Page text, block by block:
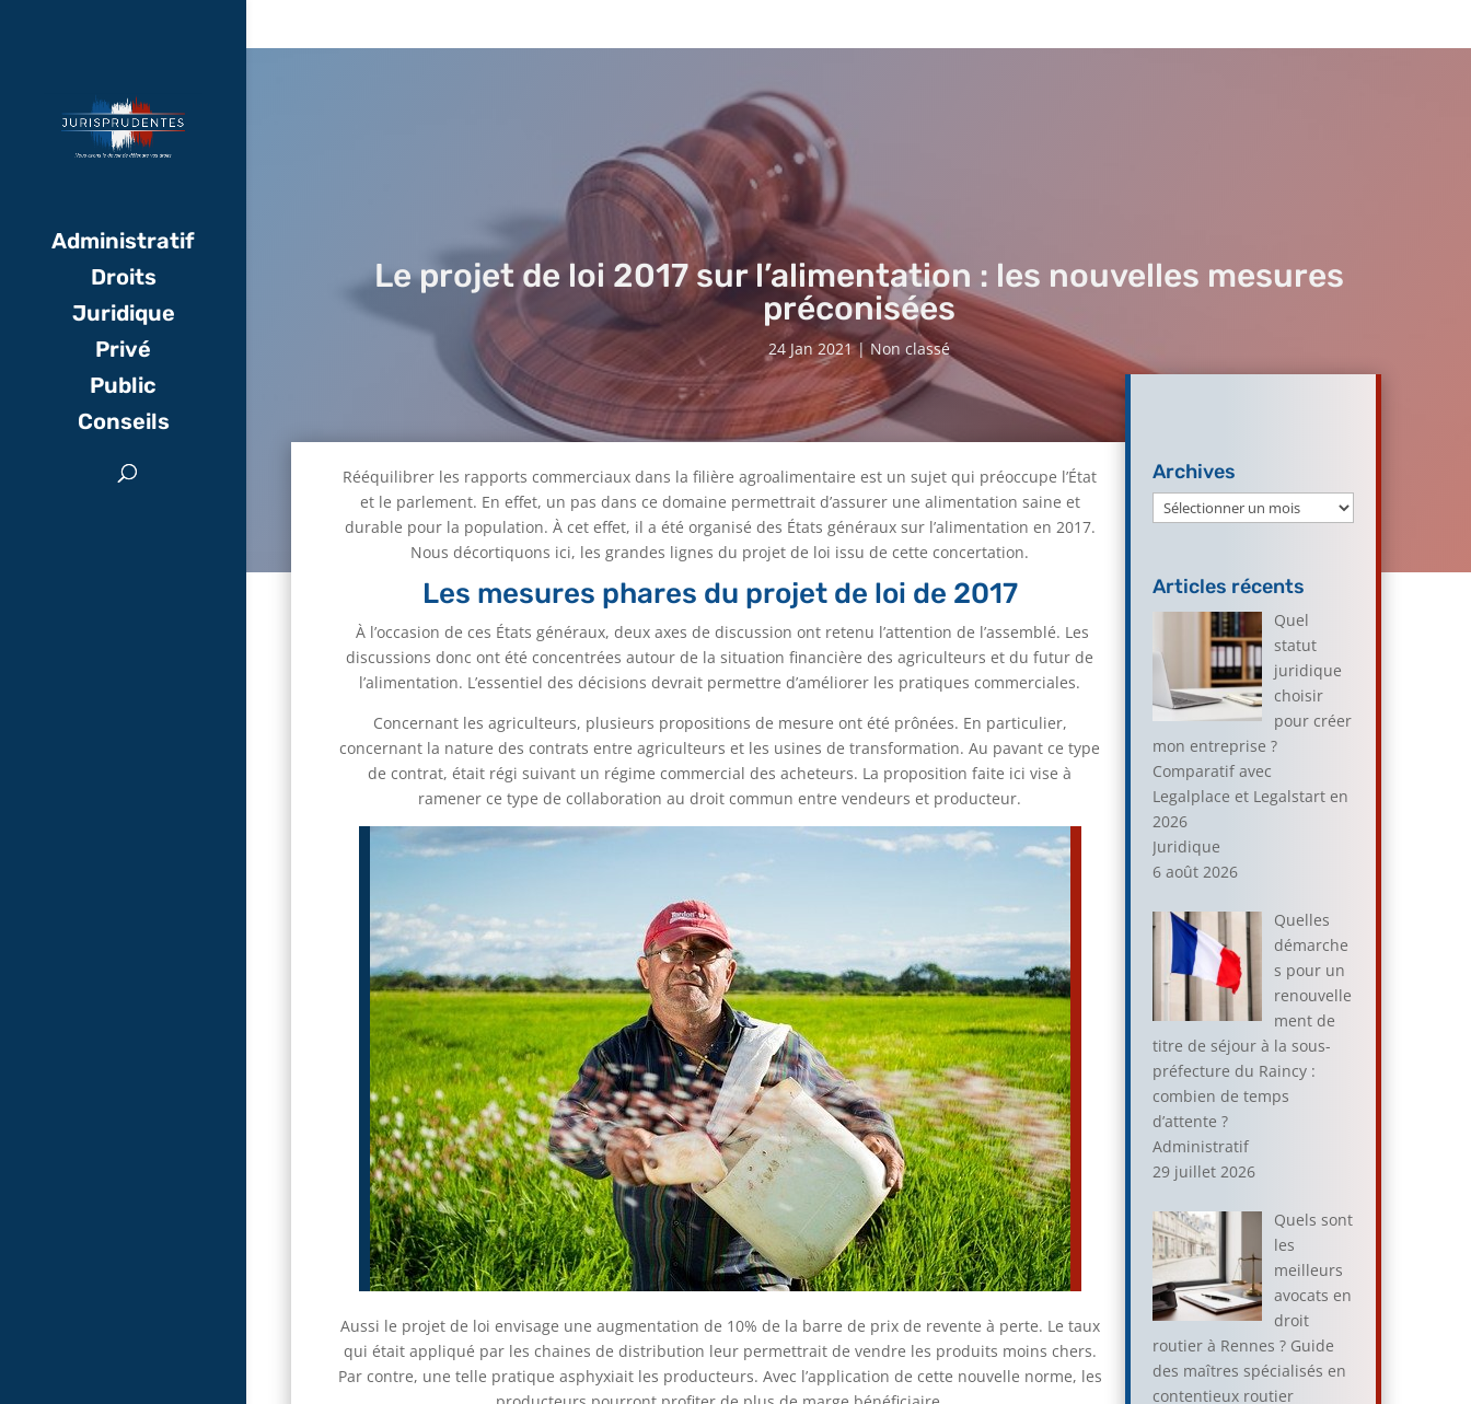
Administratif
Droits
Juridique
Privé
Public
Conseils
Le projet de loi 2017 sur l’alimentation : les nouvelles mesures
préconisées
24 Jan 2021| Non classé
Rééquilibrer les rapports commerciaux dans la filière agroalimentaire est un sujet qui préoccupe l’État
et le parlement. En effet, un pas dans ce domaine permettrait d’assurer une alimentation saine et
durable pour la population. À cet effet, il a été organisé des États généraux sur l’alimentation en 2017.
Nous décortiquons ici, les grandes lignes du projet de loi issu de cette concertation.
Les mesures phares du projet de loi de 2017
À l’occasion de ces États généraux, deux axes de discussion ont retenu l’attention de l’assemblé. Les
discussions donc ont été concentrées autour de la situation financière des agriculteurs et du futur de
l’alimentation. L’essentiel des décisions devrait permettre d’améliorer les pratiques commerciales.
Concernant les agriculteurs, plusieurs propositions de mesure ont été prônées. En particulier,
concernant la nature des contrats entre agriculteurs et les usines de transformation. Au pavant ce type
de contrat, était régi suivant un régime commercial des acheteurs. La proposition faite ici vise à
ramener ce type de collaboration au droit commun entre vendeurs et producteur.
Aussi le projet de loi envisage une augmentation de 10% de la barre de prix de revente à perte. Le taux
qui était appliqué par les chaines de distribution leur permettrait de vendre les produits moins chers.
Par contre, une telle pratique asphyxiait les producteurs. Avec l’application de cette nouvelle norme, les
Archives
Archives
Articles récents
Quel
statut
juridique
choisir
pour créer
mon entreprise ?
Comparatif avec
Legalplace et Legalstart en
2026
Juridique
6 août 2026
Quelles
démarche
s pour un
renouvelle
ment de
titre de séjour à la sous-
préfecture du Raincy :
combien de temps
d’attente ?
Administratif
29 juillet 2026
Quels sont
les
meilleurs
avocats en
droit
routier à Rennes ? Guide
des maîtres spécialisés en
contentieux routier